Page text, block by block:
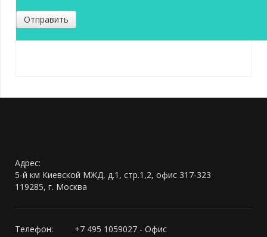
Отправить
Адрес:
5-й км Киевской МЖД, д.1, стр.1,2, офис 317-323
119285, г. Москва
Телефон: +7 495 1059027 - Офис